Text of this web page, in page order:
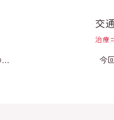
…
交
治療
今